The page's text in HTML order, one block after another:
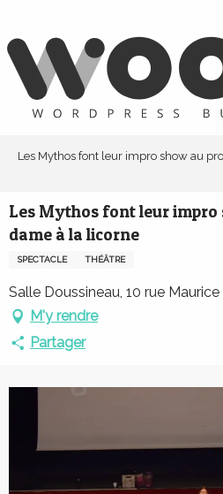
contenu
principal
Les Mythos font leur impro show au
Les Mythos font leur impro
dame à la licorne
SPECTACLE THÉÂTRE
Salle Doussineau, 10 rue
M'y rendre
Partager